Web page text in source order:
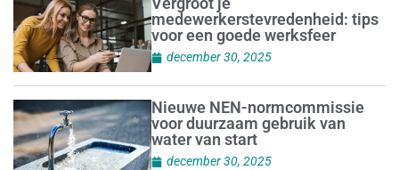
medewerkerstevredenheid: tips
voor een goede werksfeer
december 30, 2025
Nieuwe NEN-normcommissie
voor duurzaam gebruik van
water van start
december 30, 2025